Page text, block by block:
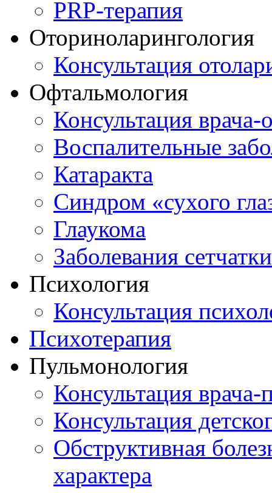
PRP-терапия
Оториноларингология
Консультация
Офтальмология
Консультация врача-
Воспалительные
Катаракта
Синдром «сухого
Глаукома
Заболевания сетчатки
Психология
Консультация
Психотерапия
Пульмонология
Консультация врача-
Консультация
Обструктивная
характера